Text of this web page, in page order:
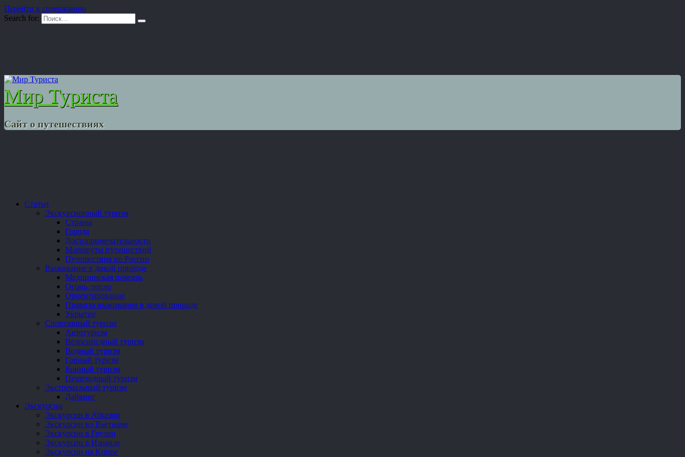
Перейти к содержанию
Search for:
Мир Туриста
Сайт о путешествиях
Статьи
Экскурсионный туризм
Страны
Города
Достопримечательности
Маршруты путешествий
Путешествия по России
Выживание в дикой природе
Медицинская помощь
Огонь, тепло
Ориентирование
Правила выживания в дикой природе
Укрытие
Спортивный туризм
Автотуризм
Велосипедный туризм
Водный туризм
Горный туризм
Конный туризм
Пешеходный туризм
Экстремальный туризм
Дайвинг
Экскурсии
Экскурсии в Абхазии
Экскурсии во Вьетнаме
Экскурсии в Грузии
Экскурсии в Израиле
Экскурсии на Кипре